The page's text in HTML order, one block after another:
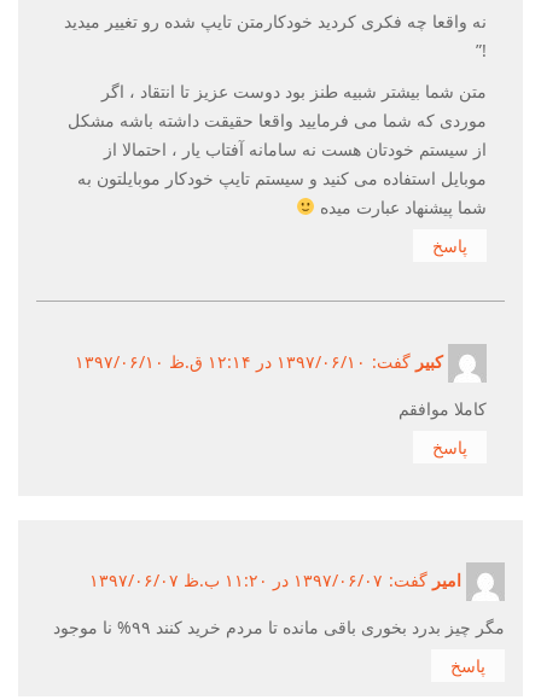
نه واقعا چه فکری کردید خودکار‌متن تایپ شده رو تغییر میدید
!”
متن شما بیشتر شبیه طنز بود دوست عزیز تا انتقاد ، اگر
موردی که شما می فرمایید واقعا حقیقت داشته باشه مشکل
از سیستم خودتان هست نه سامانه آفتاب یار ، احتمالا از
موبایل استفاده می کنید و سیستم تایپ خودکار موبایلتون به
شما پیشنهاد عبارت میده
پاسخ
کبیر گفت: ۱۳۹۷/۰۶/۱۰ در ۱۲:۱۴ ق.ظ ۱۳۹۷/۰۶/۱۰
کاملا موافقم
پاسخ
امیر گفت: ۱۳۹۷/۰۶/۰۷ در ۱۱:۲۰ ب.ظ ۱۳۹۷/۰۶/۰۷
مگر چیز بدرد بخوری باقی مانده تا مردم خرید کنند ۹۹% نا موجود
پاسخ